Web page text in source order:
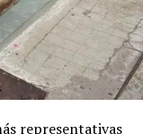
representativas